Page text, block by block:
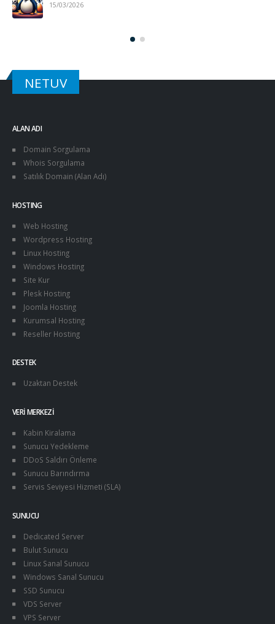
15/03/2026
NETUV
ALAN ADI
Domain Sorgulama
Whois Sorgulama
Satılık Domain (Alan Adı)
HOSTING
Web Hosting
Wordpress Hosting
Linux Hosting
Windows Hosting
Site Kur
Plesk Hosting
Joomla Hosting
Kurumsal Hosting
Reseller Hosting
DESTEK
Uzaktan Destek
VERI MERKEZI
Kabin Kiralama
Sunucu Yedekleme
DDoS Saldırı Önleme
Sunucu Barındırma
Servis Seviyesi Hizmeti (SLA)
SUNUCU
Dedicated Server
Bulut Sunucu
Linux Sanal Sunucu
Windows Sanal Sunucu
SSD Sunucu
VDS Server
VPS Server